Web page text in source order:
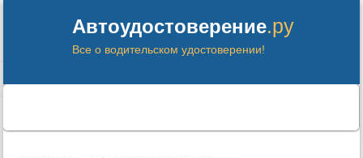
Автоудостоверение.ру
Все о водительском удостоверении!